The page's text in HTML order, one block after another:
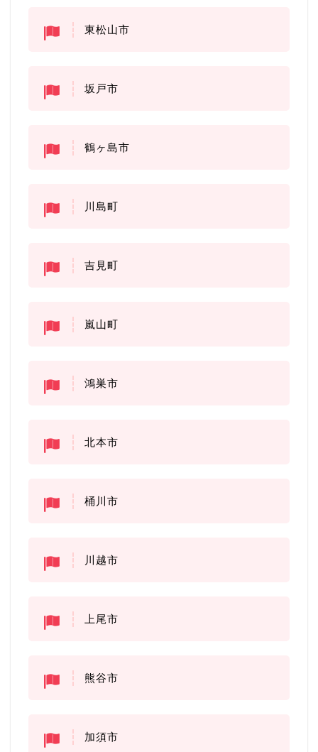
東松山市
坂戸市
鶴ヶ島市
川島町
吉見町
嵐山町
鴻巣市
北本市
桶川市
川越市
上尾市
熊谷市
加須市